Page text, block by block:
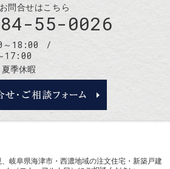
問合せはこちら
55-0026
18:00
17:00
季休暇
岐阜県海津市・西濃地域の注文住宅・新築戸建